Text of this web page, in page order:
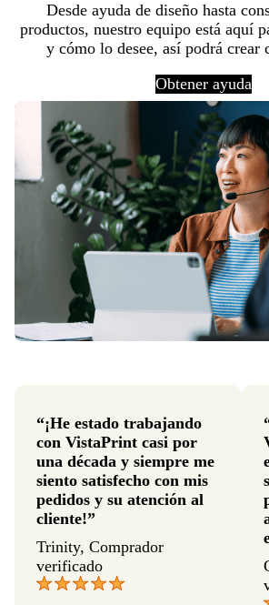
Desde ayuda de diseño hasta
productos, nuestro equipo está aquí
y cómo lo desee, así podrá crear
Obtener ayuda
“¡He estado trabajando
con VistaPrint casi por
una década y siempre me
siento satisfecho con mis
pedidos y su atención al
cliente!”
Trinity, Comprador
verificado